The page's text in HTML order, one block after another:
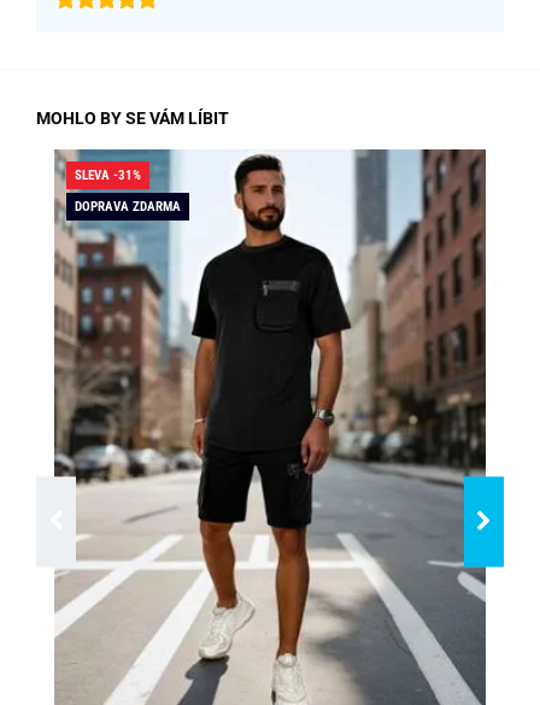
MOHLO BY SE VÁM LÍBIT
SLEVA -31%
DOPRAVA ZDARMA